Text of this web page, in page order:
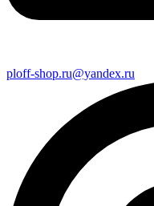
ploff-shop.ru@yandex.ru